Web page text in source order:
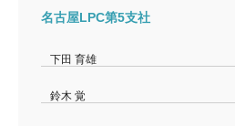
名古屋LPC第5支社
下田 育雄
鈴木 覚